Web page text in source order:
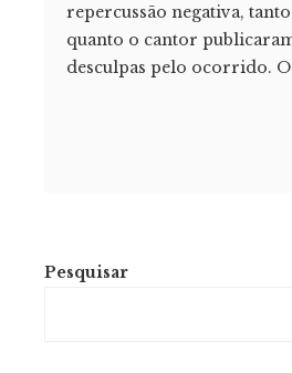
repercussão negativa,
quanto o cantor
desculpas pelo ocorrido.
Pesquisar